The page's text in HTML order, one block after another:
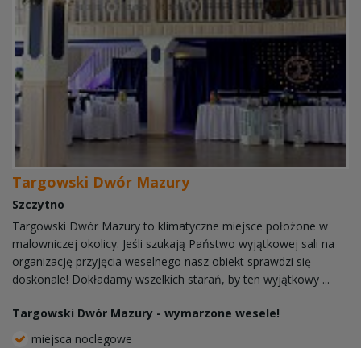
Targowski Dwór Mazury
Szczytno
Targowski Dwór Mazury to klimatyczne miejsce położone w
malowniczej okolicy. Jeśli szukają Państwo wyjątkowej sali na
organizację przyjęcia weselnego nasz obiekt sprawdzi się
doskonale! Dokładamy wszelkich starań, by ten wyjątkowy ...
Targowski Dwór Mazury - wymarzone wesele!
miejsca noclegowe